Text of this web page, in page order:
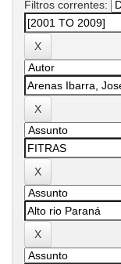
Filtros correntes: